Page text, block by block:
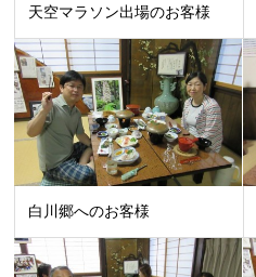
天空マラソン出場のお客様
白川郷へのお客様